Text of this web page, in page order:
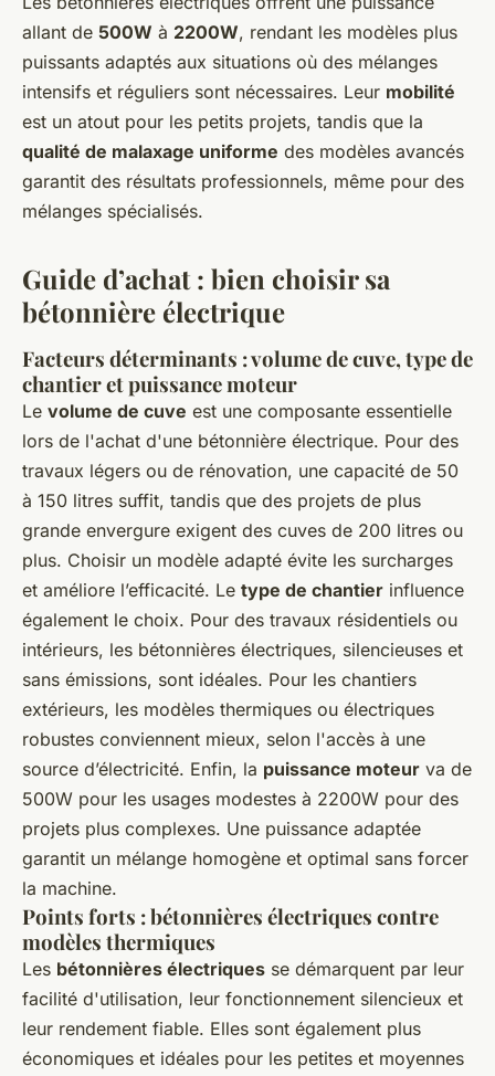
allant de 500W à 2200W, rendant les modèles plus
puissants adaptés aux situations où des mélanges
intensifs et réguliers sont nécessaires. Leur mobilité
est un atout pour les petits projets, tandis que la
qualité de malaxage uniforme des modèles avancés
garantit des résultats professionnels, même pour des
mélanges spécialisés.
Guide d’achat : bien choisir sa
bétonnière électrique
Facteurs déterminants : volume de cuve, type de
chantier et puissance moteur
Le volume de cuve est une composante essentielle
lors de l'achat d'une bétonnière électrique. Pour des
travaux légers ou de rénovation, une capacité de 50
à 150 litres suffit, tandis que des projets de plus
grande envergure exigent des cuves de 200 litres ou
plus. Choisir un modèle adapté évite les surcharges
et améliore l’efficacité. Le type de chantier influence
également le choix. Pour des travaux résidentiels ou
intérieurs, les bétonnières électriques, silencieuses et
sans émissions, sont idéales. Pour les chantiers
extérieurs, les modèles thermiques ou électriques
robustes conviennent mieux, selon l'accès à une
source d’électricité. Enfin, la puissance moteur va de
500W pour les usages modestes à 2200W pour des
projets plus complexes. Une puissance adaptée
garantit un mélange homogène et optimal sans forcer
la machine.
Points forts : bétonnières électriques contre
modèles thermiques
Les bétonnières électriques se démarquent par leur
facilité d'utilisation, leur fonctionnement silencieux et
leur rendement fiable. Elles sont également plus
économiques et idéales pour les petites et moyennes